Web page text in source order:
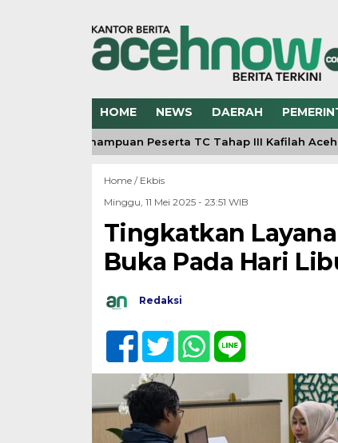
HOME NEWS DAERAH
Kemampuan Peserta TC Tahap III Kafilah Aceh
Home / Ekbis
Minggu, 11 Mei 2025 - 23:51 WIB
Tingkatkan
Buka Pada Hari
Redaksi